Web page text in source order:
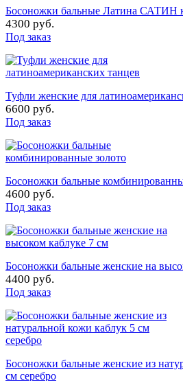
Босоножки бальные Латина САТИН
4300 руб.
Под заказ
Туфли женские для
6600 руб.
Под заказ
Босоножки бальные
4600 руб.
Под заказ
Босоножки бальные женские на
4400 руб.
Под заказ
Босоножки бальные женские из
см серебро